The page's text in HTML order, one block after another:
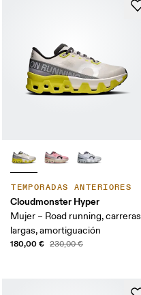
TEMPORADAS ANTERIORES
Cloudmonster Hyper
Mujer – Road running, carreras
largas, amortiguación
180,00 € 230,00 €